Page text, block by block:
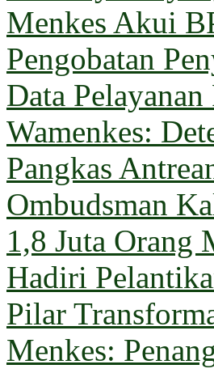
Menkes Akui
Pengobatan
Data
Wamenkes:
Pangkas
Ombudsman
1,8 Juta Orang
Hadiri
Pilar
Menkes: